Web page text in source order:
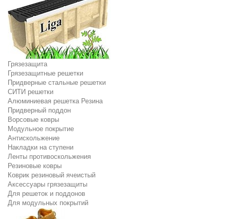
Грязезащита
Грязезащитные решетки
Придверные стальные решетки
СИТИ решетки
Алюминиевая решетка Резина
Придверный поддон
Ворсовые ковры
Модульное покрытие
Антискольжение
Накладки на ступени
Ленты противоскольжения
Резиновые ковры
Коврик резиновый ячеистый
Аксессуары грязезащиты
Для решеток и поддонов
Для модульных покрытий